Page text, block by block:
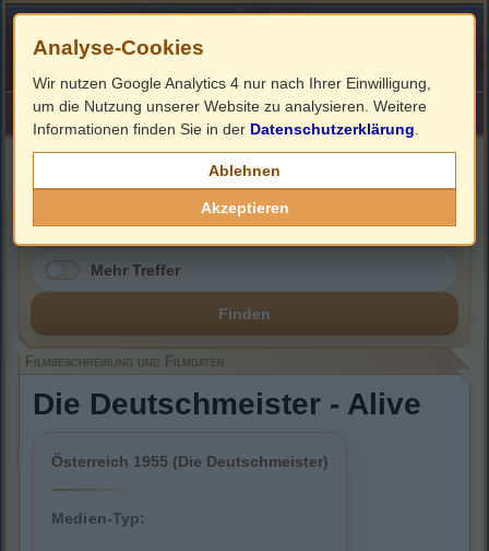
HOME ImpressumLinks
Filmbeschreibung, Cover & DVD Infos
Mehr Treffer
Finden
Filmbeschreibung und Filmdaten
Die Deutschmeister - Alive
Österreich 1955 (Die Deutschmeister)
Medien-Typ:
Analyse-Cookies
Wir nutzen Google Analytics 4 nur nach Ihrer Einwilligung,
um die Nutzung unserer Website zu analysieren. Weitere
Informationen finden Sie in der Datenschutzerklärung
Ablehnen
Akzeptieren